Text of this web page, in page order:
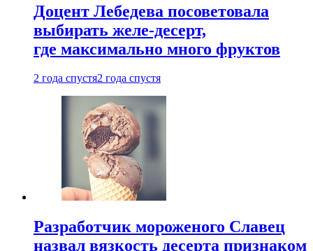
Доцент Лебедева посоветовала
выбирать желе-десерт,
где максимально много фруктов
2 года спустя2 года спустя
Разработчик мороженого Славец
назвал вязкость десерта признаком